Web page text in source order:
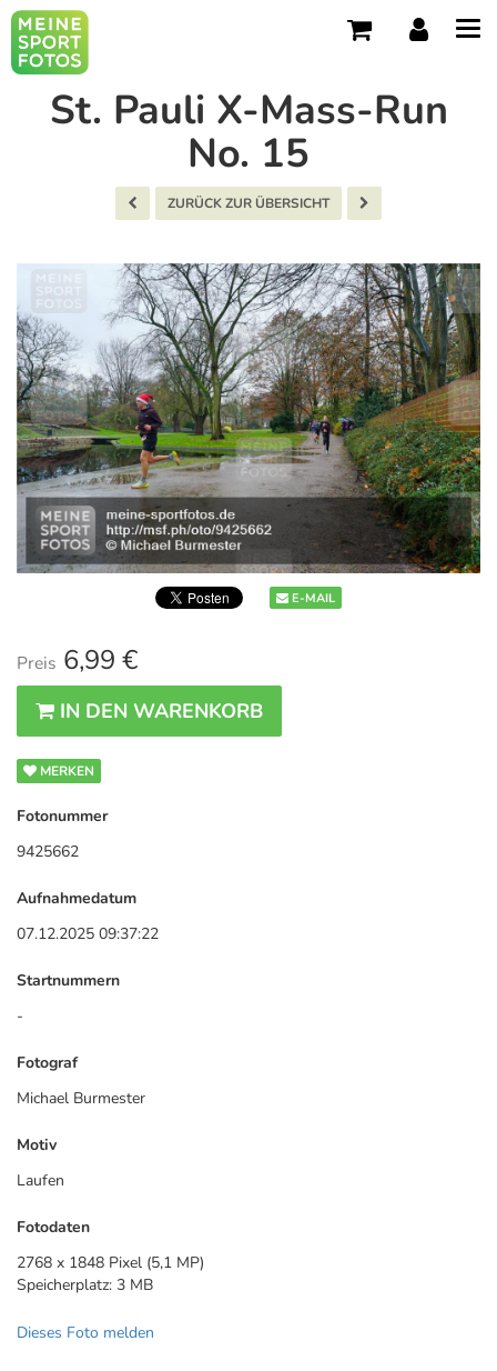
St. Pauli X-Mass-Run
No. 15
ZURÜCK ZUR ÜBERSICHT
E-MAIL
Preis 6,99 €
IN DEN WARENKORB
MERKEN
Fotonummer
9425662
Aufnahmedatum
07.12.2025 09:37:22
Startnummern
-
Fotograf
Michael Burmester
Motiv
Laufen
Fotodaten
2768 x 1848 Pixel (5,1 MP)
Speicherplatz: 3 MB
Dieses Foto melden